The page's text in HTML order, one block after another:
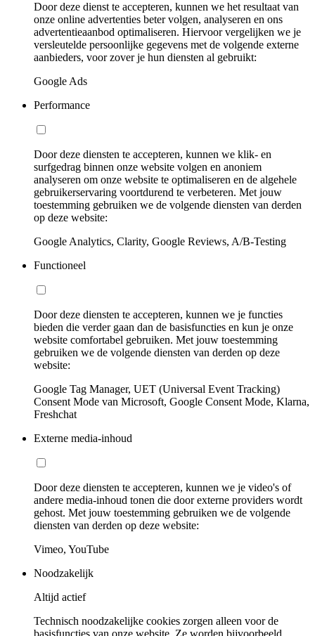
Door deze dienst te accepteren, kunnen we het resultaat van
onze online advertenties beter volgen, analyseren en ons
advertentieaanbod optimaliseren. Hiervoor vergelijken we je
versleutelde persoonlijke gegevens met de volgende externe
aanbieders, voor zover je hun diensten al gebruikt:
Google Ads
Performance
Door deze diensten te accepteren, kunnen we klik- en
surfgedrag binnen onze website volgen en anoniem
analyseren om onze website te optimaliseren en de algehele
gebruikerservaring voortdurend te verbeteren. Met jouw
toestemming gebruiken we de volgende diensten van derden
op deze website:
Google Analytics, Clarity, Google Reviews, A/B-Testing
Functioneel
Door deze diensten te accepteren, kunnen we je functies
bieden die verder gaan dan de basisfuncties en kun je onze
website comfortabel gebruiken. Met jouw toestemming
gebruiken we de volgende diensten van derden op deze
website:
Google Tag Manager, UET (Universal Event Tracking)
Consent Mode van Microsoft, Google Consent Mode, Klarna,
Freshchat
Externe media-inhoud
Door deze diensten te accepteren, kunnen we je video's of
andere media-inhoud tonen die door externe providers wordt
gehost. Met jouw toestemming gebruiken we de volgende
diensten van derden op deze website:
Vimeo, YouTube
Noodzakelijk
Altijd actief
Technisch noodzakelijke cookies zorgen alleen voor de